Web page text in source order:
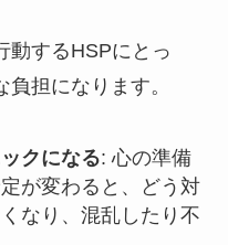
動するHSPにとっ
担になります。
クになる: 心の準備
が変わると、どう対
なり、混乱したり不